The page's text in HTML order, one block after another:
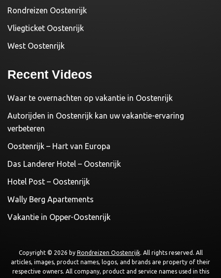
Rondreizen Oostenrijk
Vliegticket Oostenrijk
West Oostenrijk
Recent Videos
Waar te overnachten op vakantie in Oostenrijk
Autorijden in Oostenrijk kan uw vakantie-ervaring
verbeteren
Oostenrijk – Hart van Europa
Das Landerer Hotel – Oostenrijk
Hotel Post – Oostenrijk
Wally Berg Apartements
Vakantie in Opper-Oostenrijk
Copyright © 2026 by Rondreizen Oostenrijk. All rights reserved. All
articles, images, product names, logos, and brands are property of their
respective owners. All company, product and service names used in this